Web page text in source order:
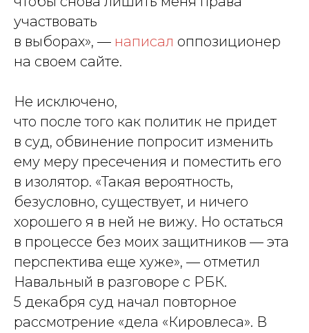
участвовать
в выборах», — написал оппозиционер
на своем сайте.
Не исключено,
что после того как политик не придет
в суд, обвинение попросит изменить
ему меру пресечения и поместить его
в изолятор. «Такая вероятность,
безусловно, существует, и ничего
хорошего я в ней не вижу. Но остаться
в процессе без моих защитников — эта
перспектива еще хуже», — отметил
Навальный в разговоре с РБК.
5 декабря суд начал повторное
рассмотрение «дела «Кировлеса». В